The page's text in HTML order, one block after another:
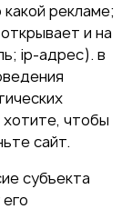
какой рекламе;
и на
ip-адрес). в
хотите, чтобы
сайт.
субъекта